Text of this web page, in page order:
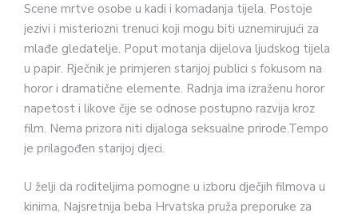
Scene mrtve osobe u kadi i komadanja tijela. Postoje
jezivi i misteriozni trenuci koji mogu biti uznemirujući za
mlađe gledatelje. Poput motanja dijelova ljudskog tijela
u papir. Rječnik je primjeren starijoj publici s fokusom na
horor i dramatične elemente. Radnja ima izraženu horor
napetost i likove čije se odnose postupno razvija kroz
film. Nema prizora niti dijaloga seksualne prirode.Tempo
je prilagođen starijoj djeci.
U želji da roditeljima pomogne u izboru dječjih filmova u
kinima, Najsretnija beba Hrvatska pruža preporuke za